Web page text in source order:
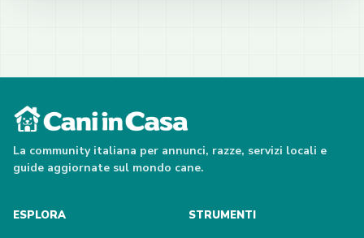
La community italiana per annunci, razze, servizi locali e
guide aggiornate sul mondo cane.
ESPLORA STRUMENTI